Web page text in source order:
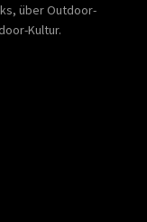
über Outdoor-
Kultur.